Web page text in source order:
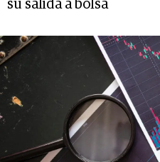
su salida a bolsa